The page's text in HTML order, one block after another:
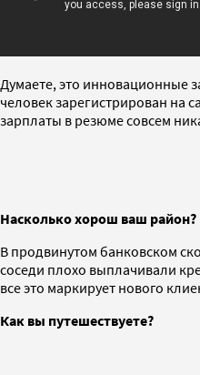
Думаете, это инновационные
человек зарегистрирован на
зарплаты в резюме совсем
Насколько хорош ваш район?
В продвинутом банковском
соседи плохо выплачивали
все это маркирует нового
Как вы путешествуете?